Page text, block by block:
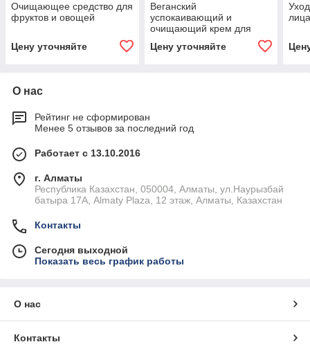
Очищающее средство для
фруктов и овощей
Цену уточняйте
Веганский
успокаивающий и
очищающий крем для
лица BIDALLI/ HUTOPIA
Цену уточняйте
О нас
Рейтинг не сформирован
Менее 5 отзывов за последний год
Работает с 13.10.2016
г. Алматы
Республика Казахстан, 050004, Алматы, ул.Наурызбай
батыра 17А, Almaty Plaza, 12 этаж, Алматы, Казахстан
Контакты
Сегодня выходной
Показать весь график работы
О нас
Контакты